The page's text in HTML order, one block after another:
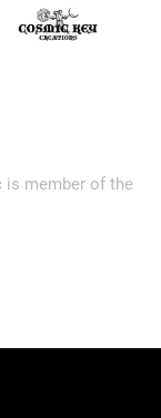
is member of the